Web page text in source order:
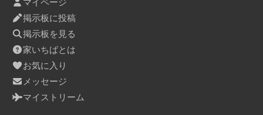
掲示板に投稿
掲示板を見る
家いちばとは
お気に入り
メッセージ
マイストリーム